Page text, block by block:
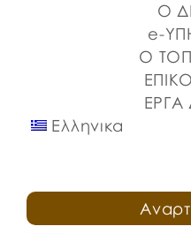
Ο
e-
Ο
Ελληνικα